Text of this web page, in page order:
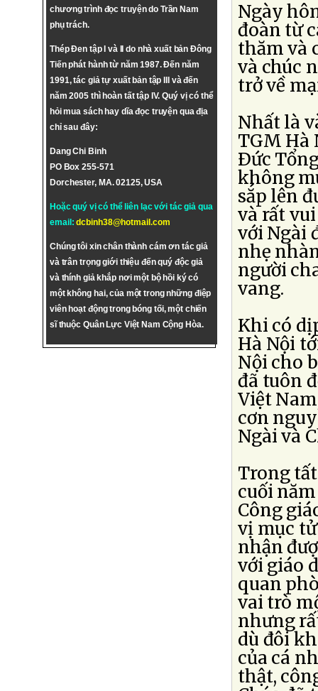
chương trình đọc truyện do Trần Nam
phụ trách.
Thép Đen tập I và II do nhà xuất bản Đông
Tiến phát hành từ năm 1987. Đến năm
1991, tác giả tự xuất bản tập III và đến
năm 2005 thì hoàn tất tập IV. Quý vị có thể
hỏi mua sách hay dĩa đọc truyện qua địa
chỉ sau đây:
Dang Chi Binh
PO Box 255-571
Dorchester, MA. 02125, USA
Hoặc quý vị có thể liên lạc với tác giả qua
email:dcbinh38@hotmail.com
Chúng tôi xin chân thành cám ơn tác giả
và trân trọng giới thiệu đến quý độc giả
và thính giả khắp nơi một bộ hồi ký có
một không hai, của một trong những điệp
viên hoạt động trong bóng tối, một chiến
sĩ thuộc Quân Lực Việt Nam Cộng Hòa.
Ngày
đoàn từ
thăm và
và chúc
trở về
Nhất là
TGM Hà
Ðức
không
sắp lên
và rất
với Ngài
nhẹ
người
vang.
Khi có
Hà Nội
Nội cho
đã tuôn
Việt
cơn
Ngài và
Trong
cuối
Công
vị mục
nhận
với giáo
quan
vai trò
nhưng
dù đôi
của cá
thật,